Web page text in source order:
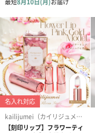
コットン巾着 【誕生
日】（グレー）S（550
円）